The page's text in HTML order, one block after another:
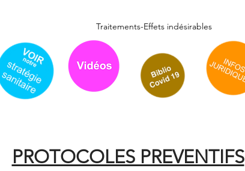
Traitements-Effets indésirables
PROTOCOLES PREVENTIFS